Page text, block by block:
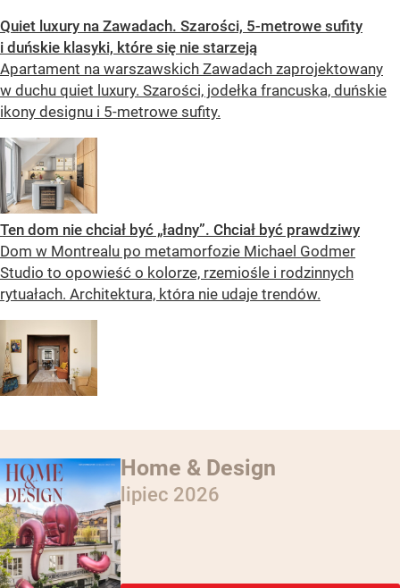
Quiet luxury na Zawadach. Szarości, 5-metrowe sufity
i duńskie klasyki, które się nie starzeją
Apartament na warszawskich Zawadach zaprojektowany
w duchu quiet luxury. Szarości, jodełka francuska, duńskie
ikony designu i 5-metrowe sufity.
Ten dom nie chciał być „ładny”. Chciał być prawdziwy
Dom w Montrealu po metamorfozie Michael Godmer
Studio to opowieść o kolorze, rzemiośle i rodzinnych
rytuałach. Architektura, która nie udaje trendów.
Home & Design
lipiec 2026